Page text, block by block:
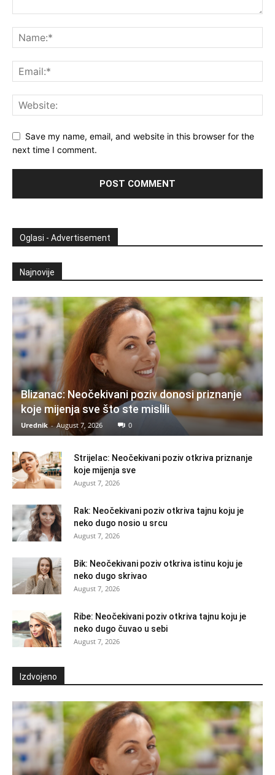
Save my name, email, and website in this browser for the
next time I comment.
Oglasi - Advertisement
Najnovije
Blizanac: Neočekivani poziv donosi priznanje
koje mijenja sve što ste mislili
Urednik - August 7, 2026 0
Strijelac: Neočekivani poziv otkriva priznanje
koje mijenja sve
August 7, 2026
Rak: Neočekivani poziv otkriva tajnu koju je
neko dugo nosio u srcu
August 7, 2026
Bik: Neočekivani poziv otkriva istinu koju je
neko dugo skrivao
August 7, 2026
Ribe: Neočekivani poziv otkriva tajnu koju je
neko dugo čuvao u sebi
August 7, 2026
Izdvojeno